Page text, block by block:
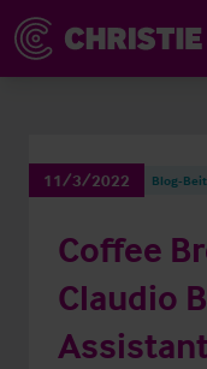
11/3/2022 Blog-
Coffee
Claudio